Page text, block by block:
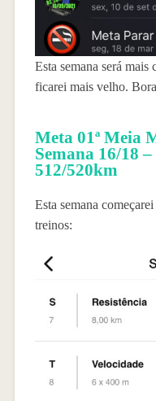
Esta semana será mais
ficarei mais velho.
Meta 01ª Meia
Semana 16/18
512/520km
Esta semana
treinos: